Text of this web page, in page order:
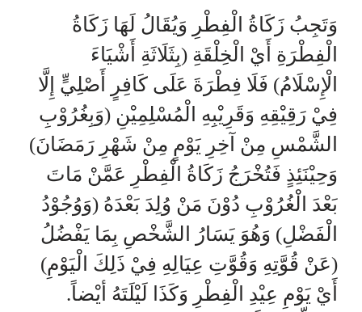
وَتَجِبُ زَكَاةُ الْفِطْرِ وَيُقَالُ لَهَا زَكَاةُ
الْفِطْرَةِ أَيْ الْخِلْقَةِ (بِثَلَاثَةِ أَشْيَاءَ
الْإِسْلَامُ) فَلَا فِطْرَةَ عَلَى كَافِرٍ أَصْلِيٍّ إِلَّا
فِيْ رَقِيْقِهِ وَقَرِيْبِهِ الْمُسْلِمِيْنِ (وَبِغُرُوْبِ
الشَّمْسِ مِنْ آخِرِ يَوْمٍ مِنْ شَهْرِ رَمَضَانَ)
وَحِيْنَئِذٍ فَتُخْرَجُ زَكَاةُ الْفِطْرِ عَمَّنْ مَاتَ
بَعْدَ الْغُرُوْبِ دُوْنَ مَنْ وُلِدَ بَعْدَهُ (وَوُجُوْدُ
الْفَضْلِ) وَهُوَ يَسَارُ الشَّخْصِ بِمَا يَفْضُلُ
(عَنْ قُوَّتِهِ وَقُوَّتِ عِيَالِهِ فِيْ ذَلِكَ الْيَوْمِ)
أَيْ يَوْمِ عِيْدِ الْفِطْرِ وَكَذَا لَيْلَتَهُ أيْضاً.